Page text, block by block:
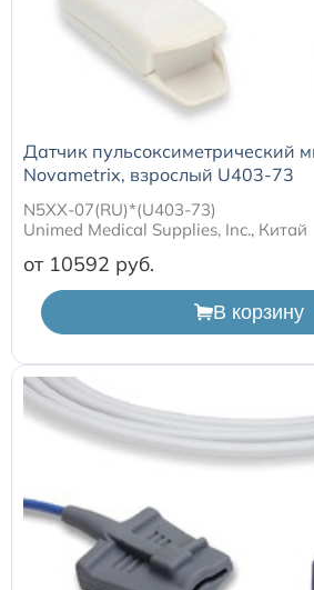
Датчик пульсоксиметрический
Novametrix, взрослый U403-73
N5XX-07(RU)*(U403-73)
Unimed Medical Supplies, Inc., Китай
от 10592
В корзину